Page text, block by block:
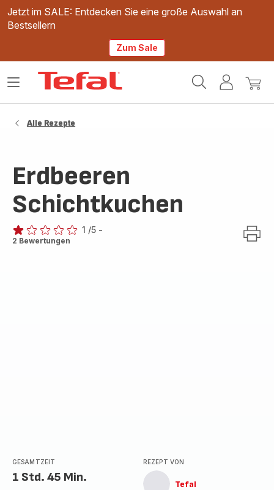
Jetzt im SALE: Entdecken Sie eine große Auswahl an
Bestsellern
Zum Sale
Mein
Mein
Das
Alle Rezepte
Erdbeeren
Schichtkuchen
Bewertung
1 /5 -
2 Bewertungen
GESAMTZEIT
1 Std. 45 Min.
REZEPT VON
Tefal